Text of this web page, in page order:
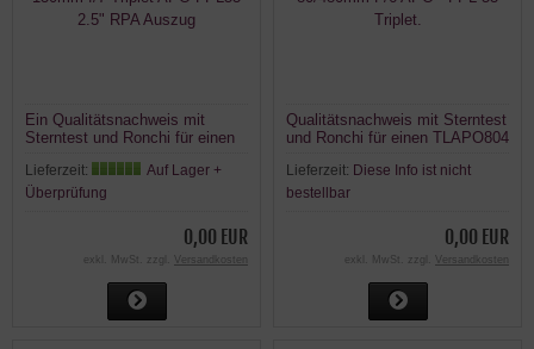
Ein Qualitätsnachweis mit
Sterntest und Ronchi für einen
130mm f/7 Triplet APO FPL53
2.5" RPA Auszug
Lieferzeit:
Auf Lager +
Überprüfung
0,00 EUR
exkl. MwSt. zzgl. Versandkosten
Qualitätsnachweis mit Sterntest
und Ronchi für einen TLAPO804
APO - FPL-53 Triplet.
Lieferzeit: Diese Info ist nicht
bestellbar
0,00 EUR
exkl. MwSt. zzgl. Versandkosten